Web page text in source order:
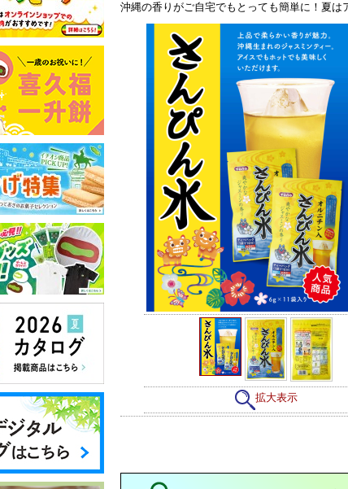
沖縄の香りがご自宅でもとっても簡単に！夏は
拡大表示